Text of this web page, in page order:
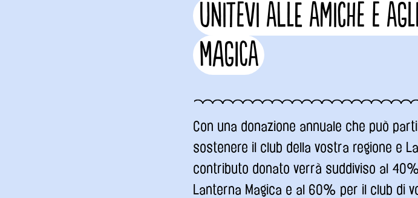
UNITEVI ALLE AMICHE E
MAGICA
Con una donazione annuale che può
sostenere il club della vostra regione e
contributo donato verrà suddiviso al
Lanterna Magica e al 60% per il club di